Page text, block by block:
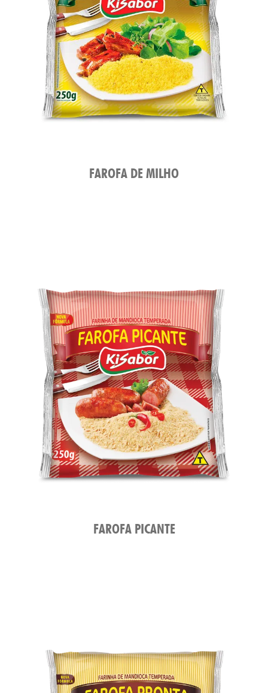
FAROFA DE MILHO
FAROFA PICANTE